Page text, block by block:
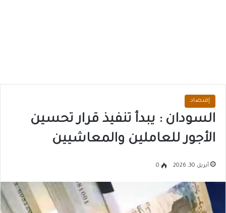
إقتصاد
السودان : يبدأ تنفيذ قرار تحسين
الأجور للعاملين والمعاشيين
أبريل 30, 2026 0